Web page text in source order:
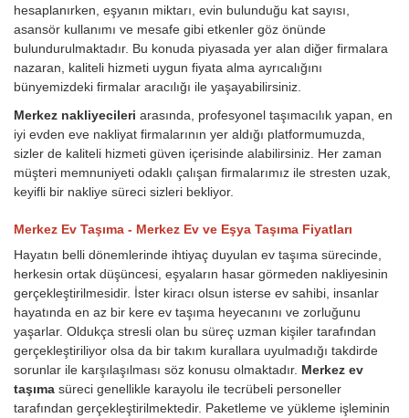
hesaplanırken, eşyanın miktarı, evin bulunduğu kat sayısı,
asansör kullanımı ve mesafe gibi etkenler göz önünde
bulundurulmaktadır. Bu konuda piyasada yer alan diğer firmalara
nazaran, kaliteli hizmeti uygun fiyata alma ayrıcalığını
bünyemizdeki firmalar aracılığı ile yaşayabilirsiniz.
Merkez nakliyecileri arasında, profesyonel taşımacılık yapan, en
iyi evden eve nakliyat firmalarının yer aldığı platformumuzda,
sizler de kaliteli hizmeti güven içerisinde alabilirsiniz. Her zaman
müşteri memnuniyeti odaklı çalışan firmalarımız ile stresten uzak,
keyifli bir nakliye süreci sizleri bekliyor.
Merkez Ev Taşıma - Merkez Ev ve Eşya Taşıma Fiyatları
Hayatın belli dönemlerinde ihtiyaç duyulan ev taşıma sürecinde,
herkesin ortak düşüncesi, eşyaların hasar görmeden nakliyesinin
gerçekleştirilmesidir. İster kiracı olsun isterse ev sahibi, insanlar
hayatında en az bir kere ev taşıma heyecanını ve zorluğunu
yaşarlar. Oldukça stresli olan bu süreç uzman kişiler tarafından
gerçekleştiriliyor olsa da bir takım kurallara uyulmadığı takdirde
sorunlar ile karşılaşılması söz konusu olmaktadır. Merkez ev
taşıma süreci genellikle karayolu ile tecrübeli personeller
tarafından gerçekleştirilmektedir. Paketleme ve yükleme işleminin